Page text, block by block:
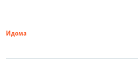
Идома